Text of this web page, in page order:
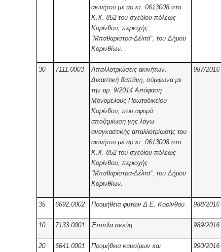
ακινήτου με αρ.κτ. 0613008 στο
Κ.Χ. 852 του σχεδίου πόλεως
Κορίνθου, περιοχής
“Μπαθαρίστρα-Δέλτα", του Δήμου
Κορινθίων.
30 7111.0003
Απαλλοτριώσεις ακινήτων.
Δικαστική δαπάνη, σύμφωνα με
την αρ. 9/2014 Απόφαση
Μονομελούς Πρωτοδικείου
Κορίνθου, που αφορά
αποζημίωση γης λόγω
αναγκαστικής απαλλοτρίωσης του
ακινήτου με αρ.κτ. 0613008 στο
Κ.Χ. 852 του σχεδίου πόλεως
Κορίνθου, περιοχής
“Μπαθαρίστρα-Δέλτα", του Δήμου
Κορινθίων.
987/2016
35 6692.0002 Προμήθεια φυτών Δ.Ε. Κορίνθου. 988/2016
10 7133.0001 Έπιπλα σκεύη. 989/2016
20 6641.0001
Προμήθεια καυσίμων και
990/2016